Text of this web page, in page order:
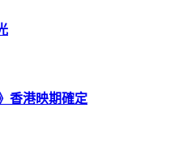
香港映期確定